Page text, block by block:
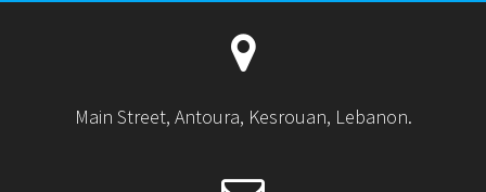
Main Street, Antoura, Kesrouan, Lebanon.